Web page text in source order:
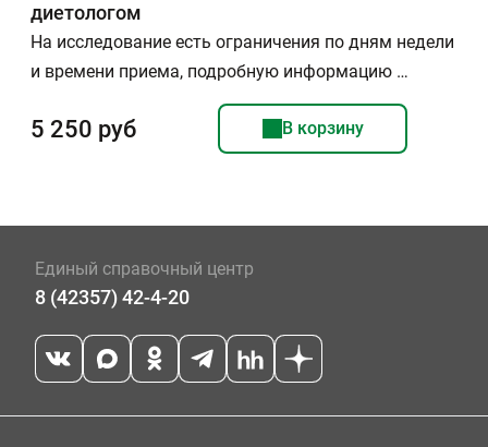
диетологом
На исследование есть ограничения по дням недели
и времени приема, подробную информацию …
5 250 руб В корзину
Единый справочный центр
8 (42357) 42-4-20